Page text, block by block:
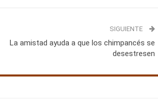
SIGUIENTE
La amistad ayuda a que los chimpancés se
desestresen